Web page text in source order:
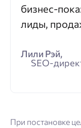
бизнес-
лиды,
Лили Рэй,
SEO-
При постановке